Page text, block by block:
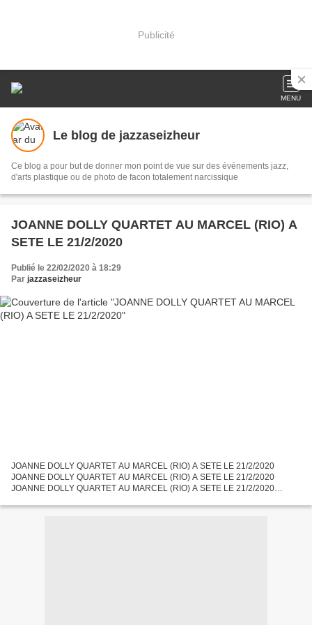
Publicité
MENU
Le blog de jazzaseizheur
Ce blog a pour but de donner mon point de vue sur des événements jazz,
d'arts plastique ou de photo de facon totalement narcissique
JOANNE DOLLY QUARTET AU MARCEL (RIO) A
SETE LE 21/2/2020
Publié le 22/02/2020 à 18:29
Par jazzaseizheur
JOANNE DOLLY QUARTET AU MARCEL (RIO) A SETE LE 21/2/2020
JOANNE DOLLY QUARTET AU MARCEL (RIO) A SETE LE 21/2/2020
JOANNE DOLLY QUARTET AU MARCEL (RIO) A SETE LE 21/2/2020
musicale...